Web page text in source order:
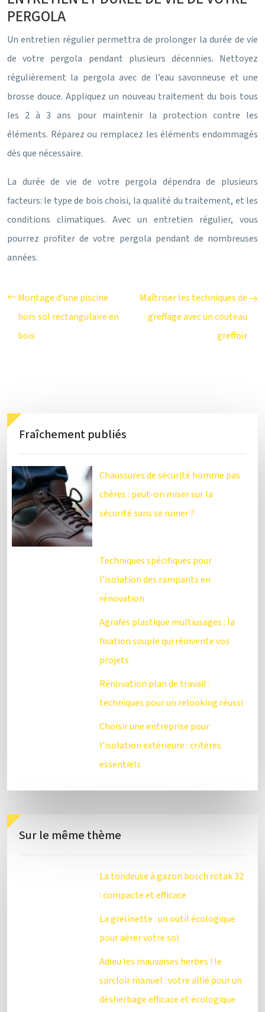
PERGOLA
Un entretien régulier permettra de prolonger la durée de vie
de votre pergola pendant plusieurs décennies. Nettoyez
régulièrement la pergola avec de l’eau savonneuse et une
brosse douce. Appliquez un nouveau traitement du bois tous
les 2 à 3 ans pour maintenir la protection contre les
éléments. Réparez ou remplacez les éléments endommagés
dès que nécessaire.
La durée de vie de votre pergola dépendra de plusieurs
facteurs: le type de bois choisi, la qualité du traitement, et les
conditions climatiques. Avec un entretien régulier, vous
pourrez profiter de votre pergola pendant de nombreuses
années.
Montage d’une piscine
hors sol rectangulaire en
bois
Maîtriser les techniques de
greffage avec un couteau
greffoir
Fraîchement publiés
Chaussures de sécurité homme pas
chères : peut-on miser sur la
sécurité sans se ruiner ?
Techniques spécifiques pour
l’isolation des rampants en
rénovation
Agrafes plastique multiusages : la
fixation souple qui réinvente vos
projets
Rénovation plan de travail :
techniques pour un relooking réussi
Choisir une entreprise pour
l’isolation extérieure : critères
essentiels
Sur le même thème
La tondeuse à gazon bosch rotak 32
: compacte et efficace
La grelinette : un outil écologique
pour aérer votre sol
Adieu les mauvaises herbes ! le
sarcloir manuel : votre allié pour un
désherbage efficace et écologique